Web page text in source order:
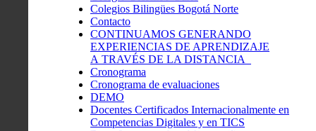
Colegios Bilingües Bogotá Norte
Contacto
CONTINUAMOS GENERANDO
EXPERIENCIAS DE APRENDIZAJE
A TRAVÉS DE LA DISTANCIA
Cronograma
Cronograma de evaluaciones
DEMO
Docentes Certificados Internacionalmente en
Competencias Digitales y en TICS